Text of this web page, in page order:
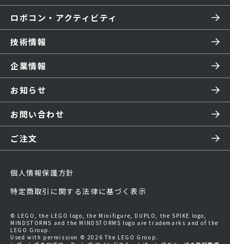
ロボコン・アクティビティ
技術情報
企業情報
お知らせ
お問い合わせ
ご注文
個人情報保護方針
特定商取引に関する法律に基づく表示
© LEGO, the LEGO logo, the Minifigure, DUPLO, the SPIKE logo,
MINDSTORMS and the MINDSTORMS logo are trademarks and of the
LEGO Group.
Used with permission © 2026 The LEGO Group.